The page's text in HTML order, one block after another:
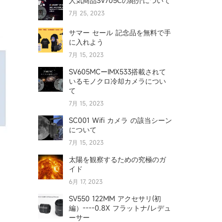
7月 25, 2023
サマー セール 記念品を無料で手
に入れよう
7月 15, 2023
SV605MCーIMX533搭載されて
いるモノクロ冷却カメラについ
て
7月 15, 2023
SC001 Wifi カメラ の該当シーン
について
7月 15, 2023
太陽を観察するための究極のガ
イド
6月 17, 2023
SV550 122MM アクセサリ(初
編）----0.8X フラットナ/レデュ
ーサー